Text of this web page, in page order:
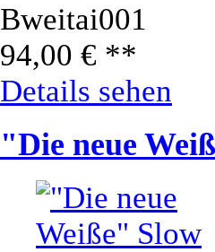
Bweitai001
94,00 € **
Details sehen
"Die neue